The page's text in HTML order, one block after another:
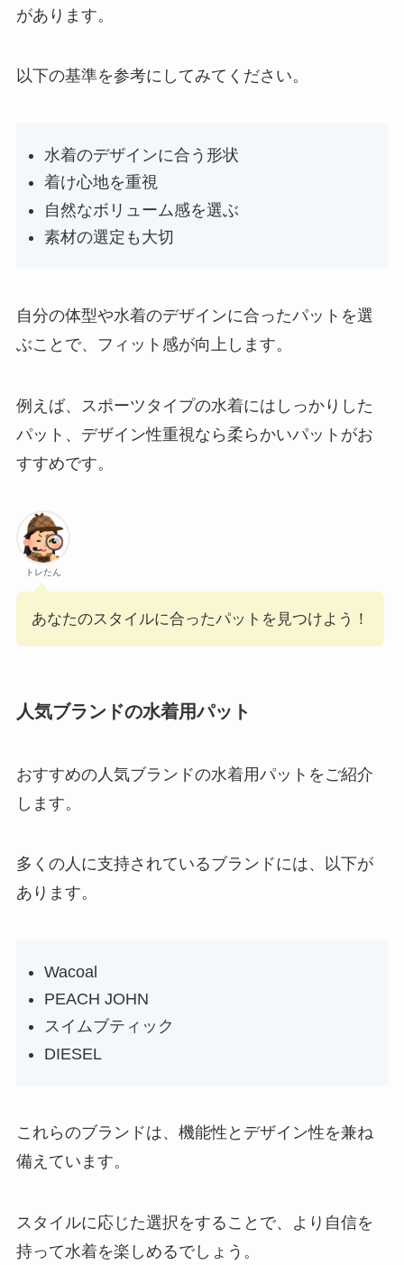
があります。
以下の基準を参考にしてみてください。
水着のデザインに合う形状
着け心地を重視
自然なボリューム感を選ぶ
素材の選定も大切
自分の体型や水着のデザインに合ったパットを選
ぶことで、フィット感が向上します。
例えば、スポーツタイプの水着にはしっかりした
パット、デザイン性重視なら柔らかいパットがお
すすめです。
トレたん
あなたのスタイルに合ったパットを見つけよう！
人気ブランドの水着用パット
おすすめの人気ブランドの水着用パットをご紹介
します。
多くの人に支持されているブランドには、以下が
あります。
Wacoal
PEACH JOHN
スイムブティック
DIESEL
これらのブランドは、機能性とデザイン性を兼ね
備えています。
スタイルに応じた選択をすることで、より自信を
持って水着を楽しめるでしょう。